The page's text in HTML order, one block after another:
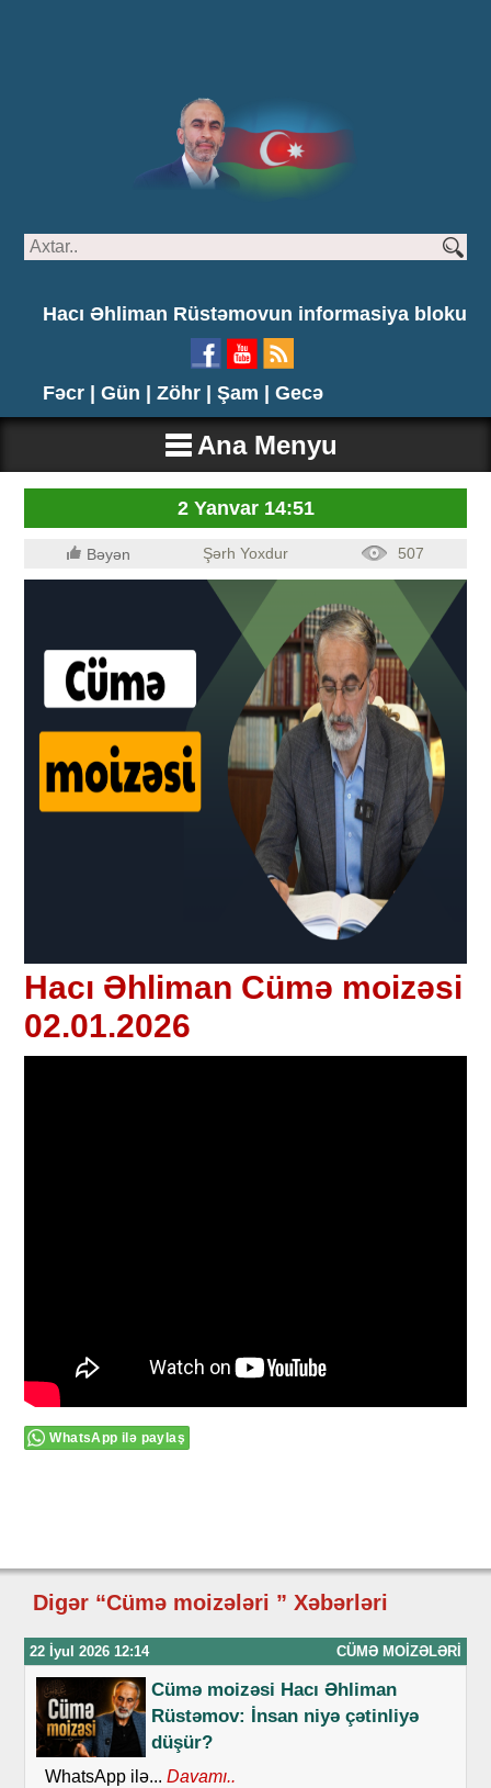
Hacı Əhliman Rüstəmovun informasiya bloku
Fəcr | Gün | Zöhr | Şam | Gecə
Ana Menyu
2 Yanvar 14:51
Bəyən Şərh Yoxdur 507
Hacı Əhliman Cümə moizəsi
02.01.2026
WhatsApp ilə paylaş
Digər “Cümə moizələri ” Xəbərləri
22 İyul 2026 12:14 CÜMƏ MOIZƏLƏRI
Cümə moizəsi Hacı Əhliman
Rüstəmov: İnsan niyə çətinliyə
düşür?
WhatsApp ilə... Davamı..